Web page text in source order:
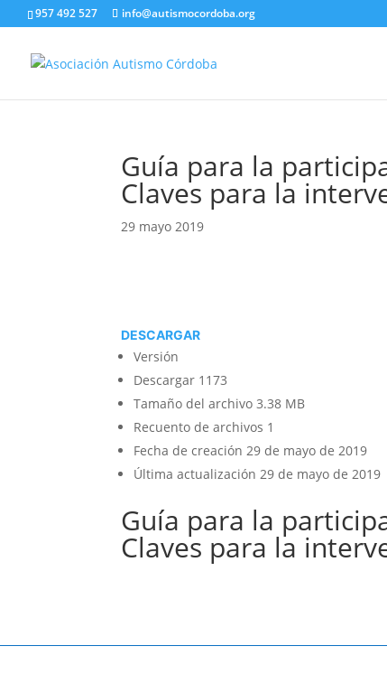
957 492 527 info@autismocordoba.org
Guía para la
Claves para la
29 mayo 2019
DESCARGAR
Versión
Descargar 1173
Tamaño del archivo3.38 MB
Recuento de archivos 1
Fecha de creación29 de mayo de 2019
Última actualización29 de mayo de 2019
Guía para la
Claves para la